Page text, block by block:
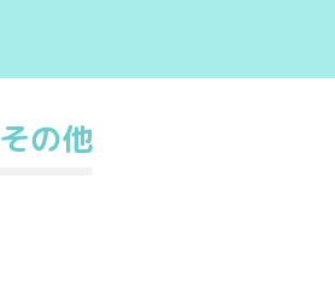
その他